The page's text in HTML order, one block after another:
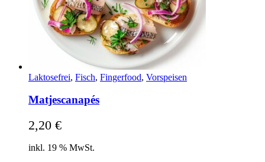
Laktosefrei, Fisch, Fingerfood, Vorspeisen
Matjescanapés
2,20 €
inkl. 19 % MwSt.